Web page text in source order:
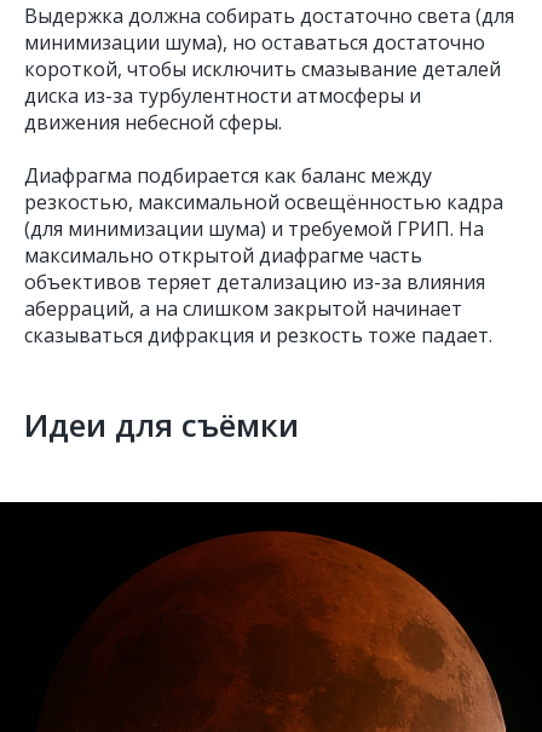
Выдержка должна собирать достаточно света (для
минимизации шума), но оставаться достаточно
короткой, чтобы исключить смазывание деталей
диска из-за турбулентности атмосферы и
движения небесной сферы.
Диафрагма подбирается как баланс между
резкостью, максимальной освещённостью кадра
(для минимизации шума) и требуемой ГРИП. На
максимально открытой диафрагме часть
объективов теряет детализацию из-за влияния
аберраций, а на слишком закрытой начинает
сказываться дифракция и резкость тоже падает.
Идеи для съёмки